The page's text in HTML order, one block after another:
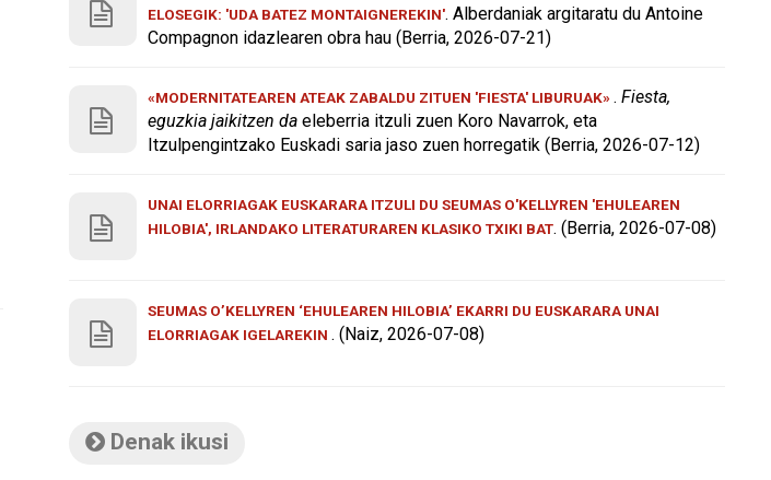
ELOSEGIK: 'UDA BATEZ MONTAIGNEREKIN'. Alberdaniak argitaratu du Antoine
Compagnon idazlearen obra hau (Berria, 2026-07-21)
«MODERNITATEAREN ATEAK ZABALDU ZITUEN 'FIESTA' LIBURUAK» . Fiesta,
eguzkia jaikitzen da eleberria itzuli zuen Koro Navarrok, eta
Itzulpengintzako Euskadi saria jaso zuen horregatik (Berria, 2026-07-12)
UNAI ELORRIAGAK EUSKARARA ITZULI DU SEUMAS O'KELLYREN 'EHULEAREN
HILOBIA', IRLANDAKO LITERATURAREN KLASIKO TXIKI BAT. (Berria, 2026-07-08)
SEUMAS O’KELLYREN ‘EHULEAREN HILOBIA’ EKARRI DU EUSKARARA UNAI
ELORRIAGAK IGELAREKIN . (Naiz, 2026-07-08)
Denak ikusi